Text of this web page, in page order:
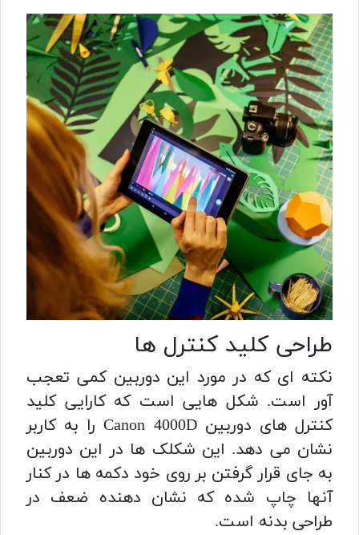
طراحی کلید کنترل ها
نکته ای که در مورد این دوربین کمی تعجب
آور است. شکل هایی است که کارایی کلید
کنترل های دوربین Canon 4000D را به کاربر
نشان می دهد. این شکلک ها در این دوربین
به جای قرار گرفتن بر روی خود دکمه ها در کنار
آنها چاپ شده که نشان دهنده ضعف در
طراحی بدنه است.